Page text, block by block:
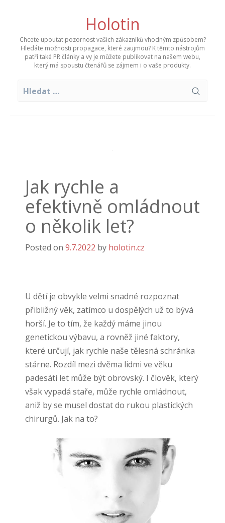
Holotin
Chcete upoutat pozornost vašich zákazníků vhodným způsobem?
Hledáte možnosti propagace, které zaujmou? K těmto nástrojům
patří také PR články a vy je můžete publikovat na našem webu,
který má spoustu čtenářů se zájmem i o vaše produkty.
Jak rychle a
efektivně omládnout
o několik let?
Posted on 9.7.2022 by holotin.cz
U dětí je obvykle velmi snadné rozpoznat
přibližný věk, zatímco u dospělých už to bývá
horší. Je to tím, že každý máme jinou
genetickou výbavu, a rovněž jiné faktory,
které určují, jak rychle naše tělesná schránka
stárne. Rozdíl mezi dvěma lidmi ve věku
padesáti let může být obrovský. I člověk, který
však vypadá staře, může rychle omládnout,
aniž by se musel dostat do rukou plastických
chirurgů. Jak na to?